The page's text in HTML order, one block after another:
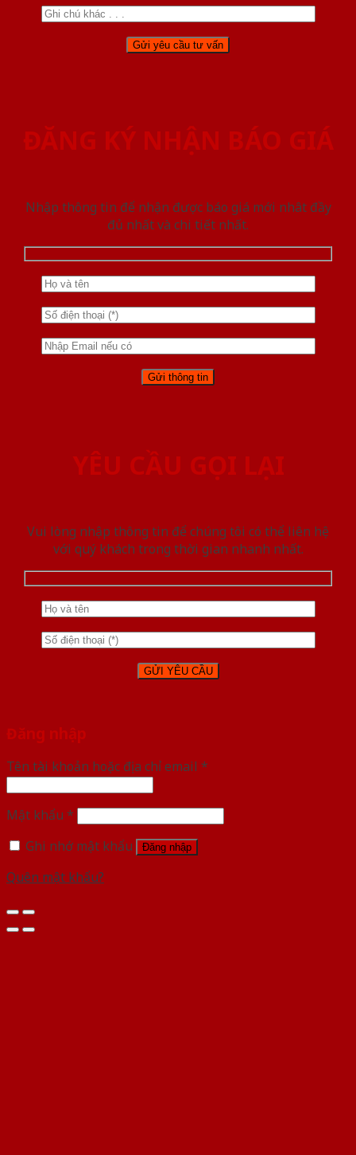
ĐĂNG KÝ NHẬN BÁO GIÁ
Nhập thông tin để nhận được báo giá mới nhât đầy
đủ nhất và chi tiết nhất.
YÊU CẦU GỌI LẠI
Vui lòng nhập thông tin để chúng tôi có thể liên hệ
với quý khách trong thời gian nhanh nhất.
Đăng nhập
Tên tài khoản hoặc địa chỉ email *
Mật khẩu *
Ghi nhớ mật khẩu
Đăng nhập
Quên mật khẩu?